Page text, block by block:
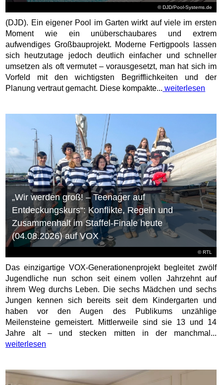
© DJD/Pool-Systems.de
(DJD). Ein eigener Pool im Garten wirkt auf viele im ersten
Moment wie ein unüberschaubares und extrem
aufwendiges Großbauprojekt. Moderne Fertigpools lassen
sich heutzutage jedoch deutlich einfacher und schneller
umsetzen als oft vermutet – vorausgesetzt, man hat sich im
Vorfeld mit den wichtigsten Begrifflichkeiten und der
Planung vertraut gemacht. Diese kompakte... weiterlesen
©RTL
„Wir werden groß! – Teenager auf
Entdeckungskurs“: Konflikte, Regeln und
Zusammenhalt im Staffel-Finale heute
(04.08.2026) auf VOX
Das einzigartige VOX-Generationenprojekt begleitet zwölf
Jugendliche nun schon seit einem vollen Jahrzehnt auf
ihrem Weg durchs Leben. Die sechs Mädchen und sechs
Jungen kennen sich bereits seit dem Kindergarten und
haben vor den Augen des Publikums unzählige
Meilensteine gemeistert. Mittlerweile sind sie 13 und 14
Jahre alt – und stecken mitten in der manchmal...
weiterlesen